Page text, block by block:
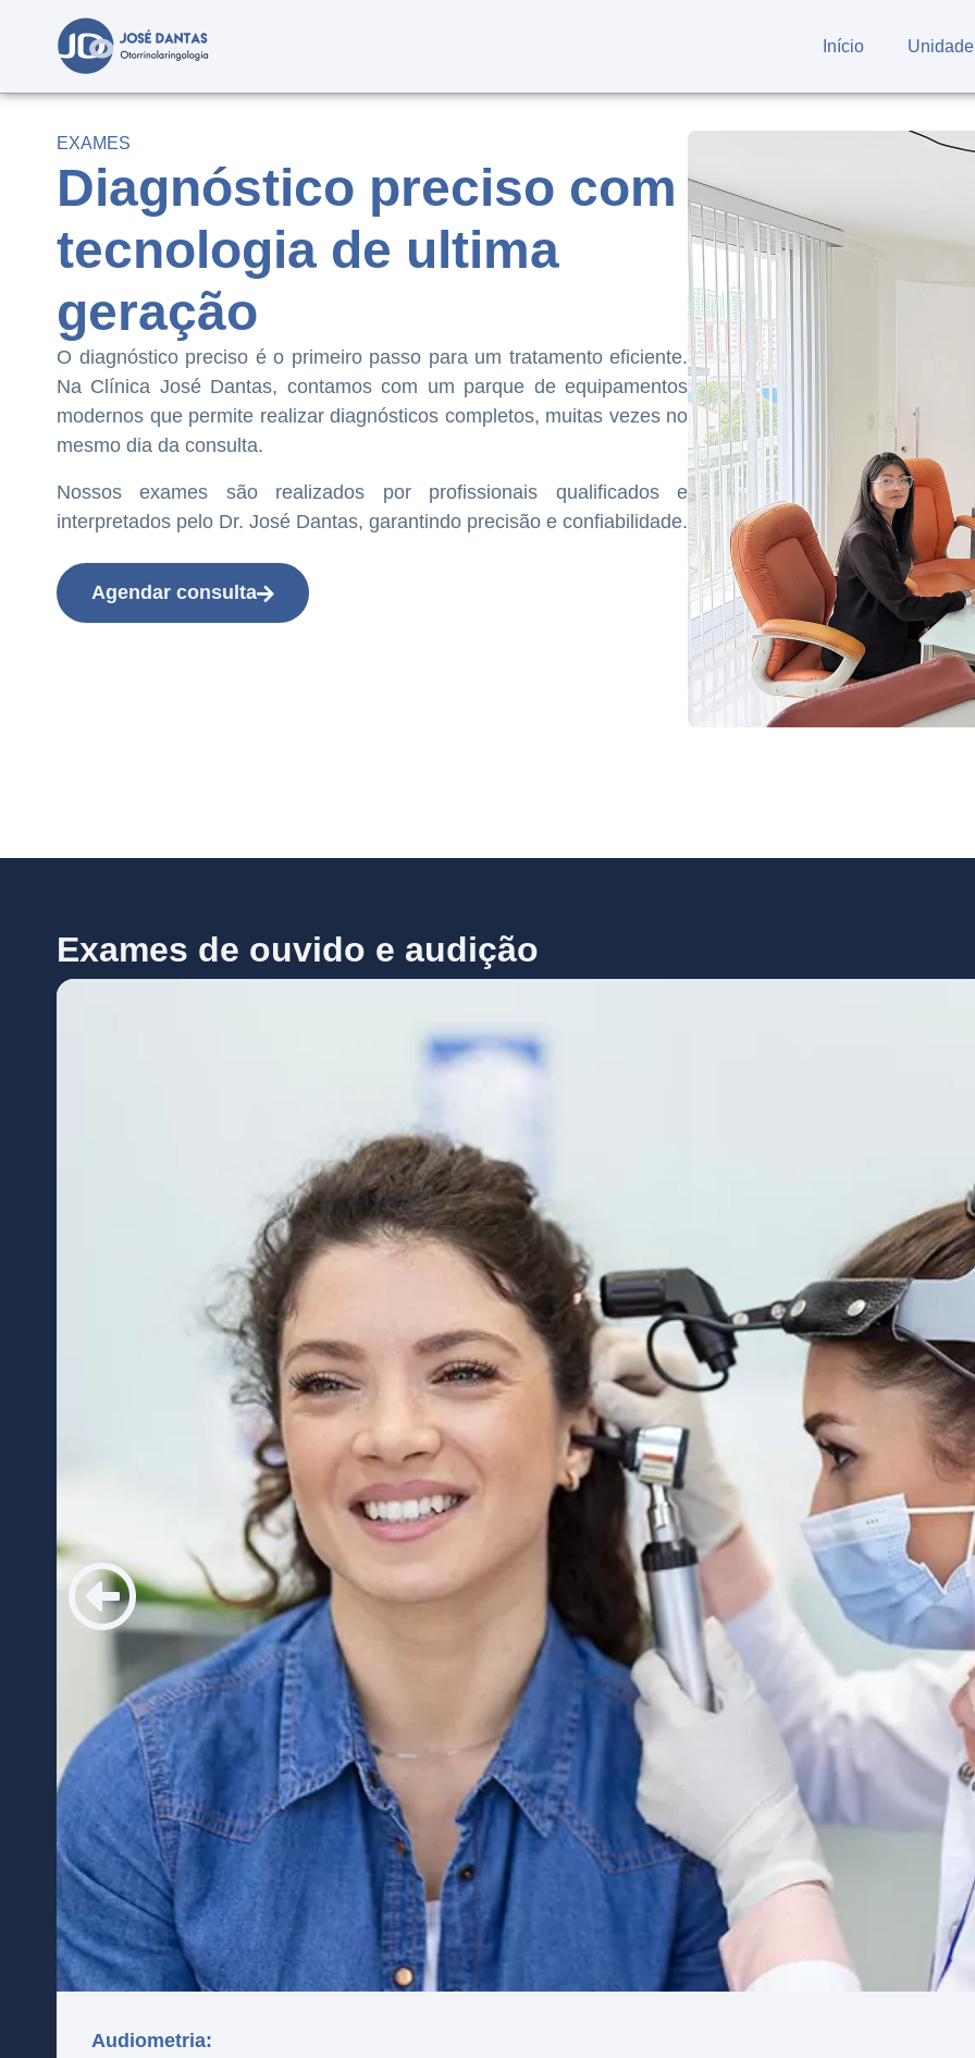
Início
EXAMES
Diagnóstico preciso com
tecnologia de ultima
geração
O diagnóstico preciso é o primeiro passo para um tratamento eficiente.
Na Clínica José Dantas, contamos com um parque de equipamentos
modernos que permite realizar diagnósticos completos, muitas vezes no
mesmo dia da consulta.
Nossos exames são realizados por profissionais qualificados e
interpretados pelo Dr. José Dantas, garantindo precisão e confiabilidade.
Agendar consulta
Exames de ouvido e audição
Audiometria: